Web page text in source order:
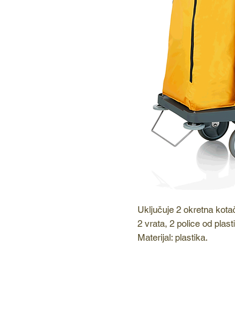
Uključuje 2 okretna
2 vrata, 2 police od
Materijal: plastika.